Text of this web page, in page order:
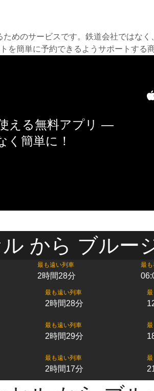
めのサービスです。鉄道会社ではな
を簡単に予約できるようサポートする
える無料アプリ —
く簡単に！
から ブルー
最も遠い列車
2時間28分
最
最も遠い列車
2時間28分
最も遠い列車
2時間29分
最も遠い列車
2時間17分